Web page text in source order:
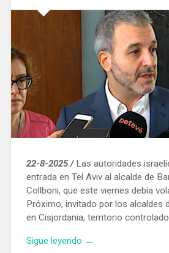
22-8-2025 / Las autoridades
entrada en Tel Aviv al alcalde de
Collboni, que este viernes debía
Próximo, invitado por los alcaldes
en Cisjordania, territorio controlado
Sigue leyendo «Israel
→